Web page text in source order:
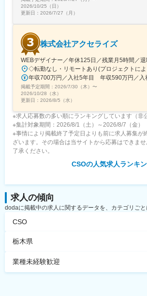
研修終了後は各製薬メーカーのプロジェク
クラクトMR』。配属期間は平均2～3年程。
新薬案件を中心にプロジェクトが豊富にあ
ます。
■豊富なキャリアパス
がんや希少疾患の医薬品担当など専門性を
ネジメント・人材育成など多様なキャリア
内でキャリアチェンジして活躍している社
変更の範囲：会社の定める業務
2026/10/25（日）
更新日： 2026/7/27（月）
株式会社アクセライズ
WEBデザイナー／年休125日／残業月5時間／退
年収700万円／入社5年目 年収590万円／入
掲載予定期間： 2026/7/30（木） 〜
2026/10/28（水）
更新日： 2026/8/5（水）
※求人応募数の多い順にランキングしています（非
※集計対象期間：2026/8/1（土）～2026/8/7（金）
※事情により掲載終了予定日よりも前に求人募集が
ざいます。その場合は当サイトから応募はできま
了承ください。
CSOの人気求人ランキ
求人の傾向
dodaに掲載中の求人に関するデータを、カテゴリごと
CSO
栃木県
業種未経験歓迎